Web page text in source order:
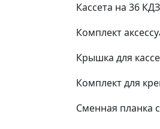
Кассета на 36
Комплект
Крышка для
Комплект для
Сменная планка